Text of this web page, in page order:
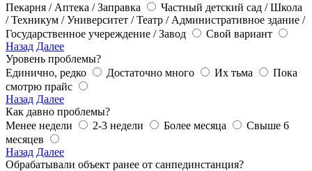
Пекарня / Аптека / Заправка
Частный детский сад / Школа
/ Техникум / Университет / Театр / Административное здание /
Государственное учереждение / Завод
Свой вариант
Назад Далее
Уровень проблемы?
Единично, редко
Достаточно много Их тьма
Пока
смотрю прайс
Назад Далее
Как давно проблемы?
Менее недели
2-3 недели Более месяца
Свыше 6
месяцев
Назад Далее
Обрабатывали объект ранее от санпединстанция?